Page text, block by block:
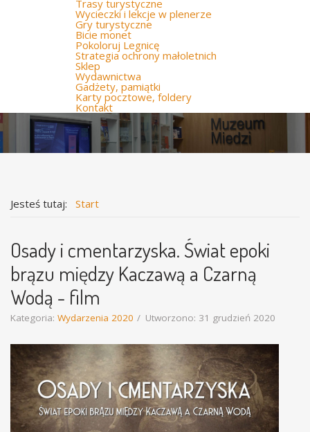
Trasy turystyczne
Wycieczki i lekcje w plenerze
Gry turystyczne
Bicie monet
Pokoloruj Legnicę
Strategia ochrony małoletnich
Sklep
Wydawnictwa
Gadżety, pamiątki
Karty pocztowe, foldery
Kontakt
Jesteś tutaj: Start
Osady i cmentarzyska. Świat epoki
brązu między Kaczawą a Czarną
Wodą - film
Kategoria: Wydarzenia 2020 Utworzono: 31 grudzień 2020